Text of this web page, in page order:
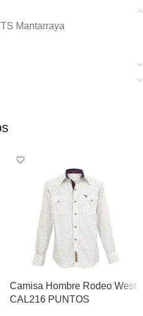
Mantarraya
Camisa Hombre Rodeo West
CAL216 PUNTOS